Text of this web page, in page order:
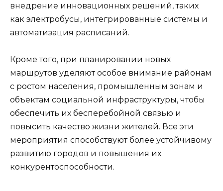
внедрение инновационных решений, таких
как электробусы, интегрированные системы и
автоматизация расписаний.
Кроме того, при планировании новых
маршрутов уделяют особое внимание районам
с ростом населения, промышленным зонам и
объектам социальной инфраструктуры, чтобы
обеспечить их бесперебойной связью и
повысить качество жизни жителей. Все эти
мероприятия способствуют более устойчивому
развитию городов и повышения их
конкурентоспособности.